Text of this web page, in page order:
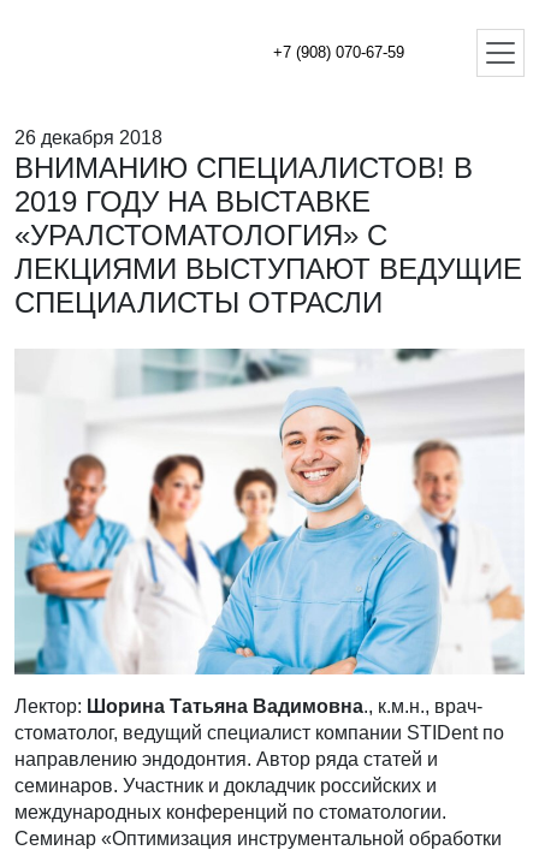
+7 (908) 070-67-59
26 декабря 2018
ВНИМАНИЮ СПЕЦИАЛИСТОВ! В
2019 ГОДУ НА ВЫСТАВКЕ
«УРАЛСТОМАТОЛОГИЯ» С
ЛЕКЦИЯМИ ВЫСТУПАЮТ ВЕДУЩИЕ
СПЕЦИАЛИСТЫ ОТРАСЛИ
Лектор: Шорина Татьяна Вадимовна., к.м.н., врач-
стоматолог, ведущий специалист компании STIDent по
направлению эндодонтия. Автор ряда статей и
семинаров. Участник и докладчик российских и
международных конференций по стоматологии.
Семинар «Оптимизация инструментальной обработки